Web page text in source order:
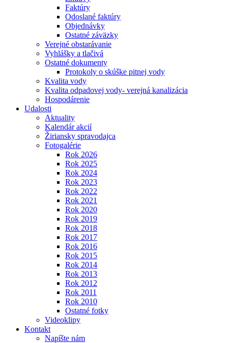
Faktúry
Odoslané faktúry
Objednávky
Ostatné záväzky
Verejné obstarávanie
Vyhlášky a tlačivá
Ostatné dokumenty
Protokoly o skúške pitnej vody
Kvalita vody
Kvalita odpadovej vody- verejná kanalizácia
Hospodárenie
Udalosti
Aktuality
Kalendár akcií
Žiriansky spravodajca
Fotogalérie
Rok 2026
Rok 2025
Rok 2024
Rok 2023
Rok 2022
Rok 2021
Rok 2020
Rok 2019
Rok 2018
Rok 2017
Rok 2016
Rok 2015
Rok 2014
Rok 2013
Rok 2012
Rok 2011
Rok 2010
Ostatné fotky
Videoklipy
Kontakt
Napíšte nám